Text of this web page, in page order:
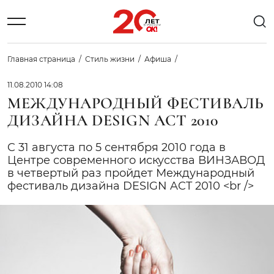
Главная страница Стиль жизни Афиша
11.08.2010 14:08
МЕЖДУНАРОДНЫЙ ФЕСТИВАЛЬ
ДИЗАЙНА DESIGN ACT 2010
C 31 августа по 5 сентября 2010 года в
Центре современного искусства ВИНЗАВОД
в четвертый раз пройдет Международный
фестиваль дизайна DESIGN ACT 2010 <br />